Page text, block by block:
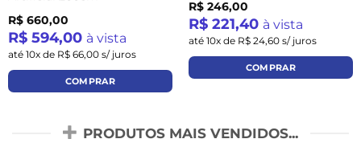
R$ 660,00
R$ 594,00 à vista
até 10x de R$ 66,00 s/ juros
COMPRAR
R$ 246,00
R$ 221,40 à vista
até 10x de R$ 24,60 s/ juros
COMPRAR
PRODUTOS MAIS VENDIDOS...